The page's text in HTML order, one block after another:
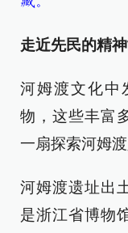
走近先民的精
河姆渡文化中
物，这些丰富
一扇探索河姆
河姆渡遗址出
是浙江省博物